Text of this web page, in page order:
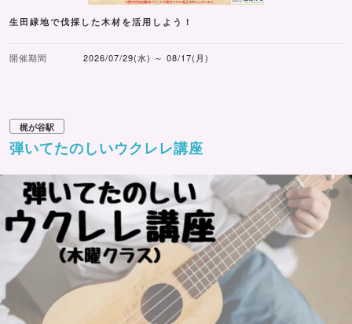
生田緑地で伐採した木材を活用しよう！
開催期間 2026/07/29(水) ～ 08/17(月)
梶が谷駅
弾いてたのしいウクレレ講座